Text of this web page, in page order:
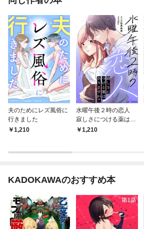
夫のためにレズ風俗に
行きました
1,210
水曜午後２時の恋人
寂しさにつける薬はあ
りますか？
1,210
KADOKAWAのおすすめ本